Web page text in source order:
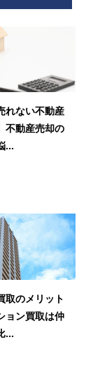
れない不動産
不動産売却の
...
取のメリット
ョン買取は仲
...